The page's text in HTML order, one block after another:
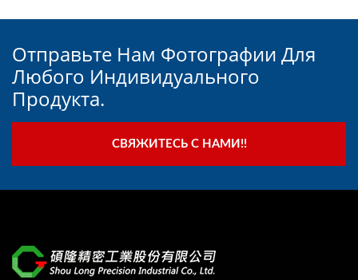
Отправьте Нам Фотографии Для
Любого Индивидуального
Продукта.
СВЯЖИТЕСЬ С НАМИ!!